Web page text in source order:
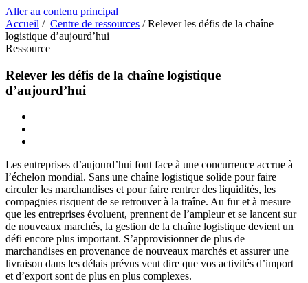
Aller au contenu principal
Accueil / Centre de ressources /Relever les défis de la chaîne
logistique d’aujourd’hui
Ressource
Relever les défis de la chaîne logistique
d’aujourd’hui
Les entreprises d’aujourd’hui font face à une concurrence accrue à
l’échelon mondial. Sans une chaîne logistique solide pour faire
circuler les marchandises et pour faire rentrer des liquidités, les
compagnies risquent de se retrouver à la traîne. Au fur et à mesure
que les entreprises évoluent, prennent de l’ampleur et se lancent sur
de nouveaux marchés, la gestion de la chaîne logistique devient un
défi encore plus important. S’approvisionner de plus de
marchandises en provenance de nouveaux marchés et assurer une
livraison dans les délais prévus veut dire que vos activités d’import
et d’export sont de plus en plus complexes.